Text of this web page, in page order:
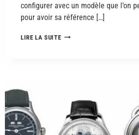
configurer avec un modèle que l’on
pour avoir sa référence […]
LIRE LA SUITE